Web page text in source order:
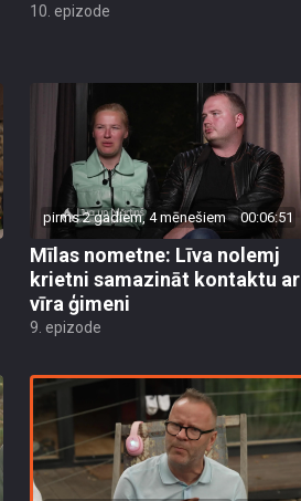
10. epizode
pirms 2 gadiem, 4 mēnešiem 00:06:51
Mīlas nometne: Līva nolemj
krietni samazināt kontaktu ar
vīra ģimeni
9. epizode